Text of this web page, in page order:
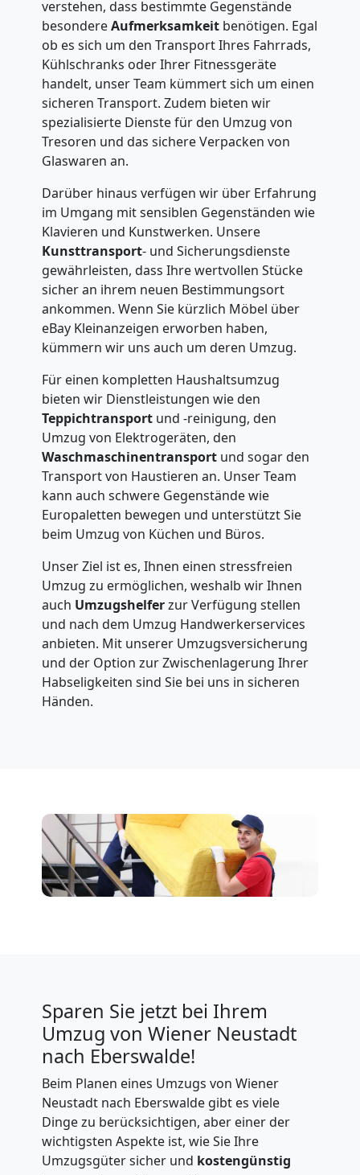
verstehen, dass bestimmte Gegenstände
besondereAufmerksamkeit benötigen. Egal
ob es sich um den Transport Ihres Fahrrads,
Kühlschranks oder Ihrer Fitnessgeräte
handelt, unser Team kümmert sich um einen
sicheren Transport. Zudem bieten wir
spezialisierte Dienste für den Umzug von
Tresoren und das sichere Verpacken von
Glaswaren an.
Darüber hinaus verfügen wir über Erfahrung
im Umgang mit sensiblen Gegenständen wie
Klavieren und Kunstwerken. Unsere
Kunsttransport- und Sicherungsdienste
gewährleisten, dass Ihre wertvollen Stücke
sicher an ihrem neuen Bestimmungsort
ankommen. Wenn Sie kürzlich Möbel über
eBay Kleinanzeigen erworben haben,
kümmern wir uns auch um deren Umzug.
Für einen kompletten Haushaltsumzug
bieten wir Dienstleistungen wie den
Teppichtransport und -reinigung, den
Umzug von Elektrogeräten, den
Waschmaschinentransport und sogar den
Transport von Haustieren an. Unser Team
kann auch schwere Gegenstände wie
Europaletten bewegen und unterstützt Sie
beim Umzug von Küchen und Büros.
Unser Ziel ist es, Ihnen einen stressfreien
Umzug zu ermöglichen, weshalb wir Ihnen
auch Umzugshelferzur Verfügung stellen
und nach dem Umzug Handwerkerservices
anbieten. Mit unserer Umzugsversicherung
und der Option zur Zwischenlagerung Ihrer
Habseligkeiten sind Sie bei uns in sicheren
Händen.
Sparen Sie jetzt bei Ihrem
Umzug von Wiener Neustadt
nach Eberswalde!
Beim Planen eines Umzugs von Wiener
Neustadt nach Eberswalde gibt es viele
Dinge zu berücksichtigen, aber einer der
wichtigsten Aspekte ist, wie Sie Ihre
Umzugsgüter sicher und kostengünstig
National
Möbeltransport
International
Beiladung
National
Beiladung
International
Internationaler
Umzug
Nationaler
Umzug